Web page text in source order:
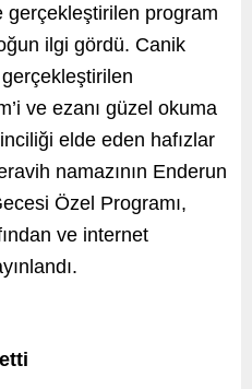
gerçekleştirilen program
ilgi gördü. Canik
ve ezanı güzel okuma
elde eden hafızlar
namazının Enderun
Özel Programı,
ve internet